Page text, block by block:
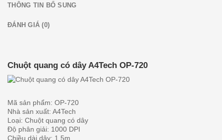
THÔNG TIN BỔ SUNG
ĐÁNH GIÁ (0)
Chuột quang có dây A4Tech OP-720
Mã sản phẩm: OP-720
Nhà sản xuất: A4Tech
Loại: Chuột quang có dây
Độ phân giải: 1000 DPI
Chiều dài dây: 1.5m